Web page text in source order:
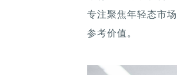
专注聚焦年轻态市
参考价值。